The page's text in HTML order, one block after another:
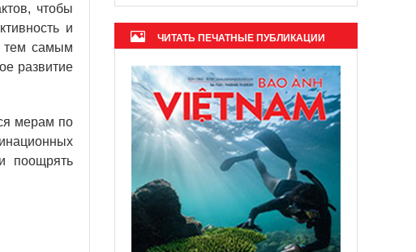
чтобы
и
тем самым
развитие
мерам по
поощрять
ЧИТАТЬ ПЕЧАТНЫЕ ПУБЛИКАЦИИ